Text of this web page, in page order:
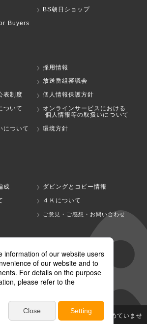
BS朝日ショップ
Buyers
採用情報
放送番組審議会
表制度
個人情報保護方針
ついて
オンラインサービスにおける
個人情報等の取扱いについて
について
環境方針
成
ダビングとコピー情報
４Ｋについて
ご意見・ご感想・お問い合わせ
テレ朝チャンネル
を有する放送番組等の無断利用は認めていませ
ん。